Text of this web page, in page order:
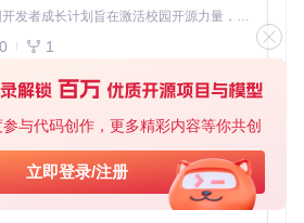
与代码创作，更多精彩内容等你共创
立即登录/注册
通过脚本编辑器运行工具提供的导出脚
通过代码调用：
( 'ae-to-json/after-effects'
( 'after-effects');
then(json => {
.error
「源启盛夏」暑期校园开发者成长计划旨在激活校园开源力量，通过积分激励、认证扶持、资源倾斜等形式，引导高校组织和开发者完成「入驻 — 建项目 — 做贡献 — 获认证 — 得资源」的完整闭环。无论你是想带领社团入驻平台的组织者，还是希望用代码贡献证明自己的开发者，都能在这里找到属于你的成长路径。
0 1
基于Python的Xiaozhi AI，适用于想要完整Xiaozhi体验而无需拥有专用硬件的用户。
1